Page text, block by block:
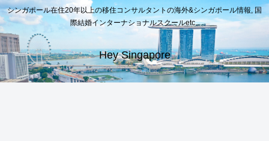
シンガポール在住20年以上の移住コンサルタントの海外&シンガポール情報, 国
際結婚インターナショナルスクールetc..
Hey Singapore